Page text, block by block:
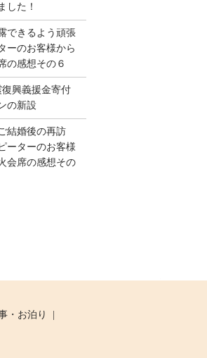
した！
できるよう頑張
ーのお客様から
の感想その６
興義援金寄付
の新設
結婚後の再訪
ーターのお客様
会席の感想その
・お泊り